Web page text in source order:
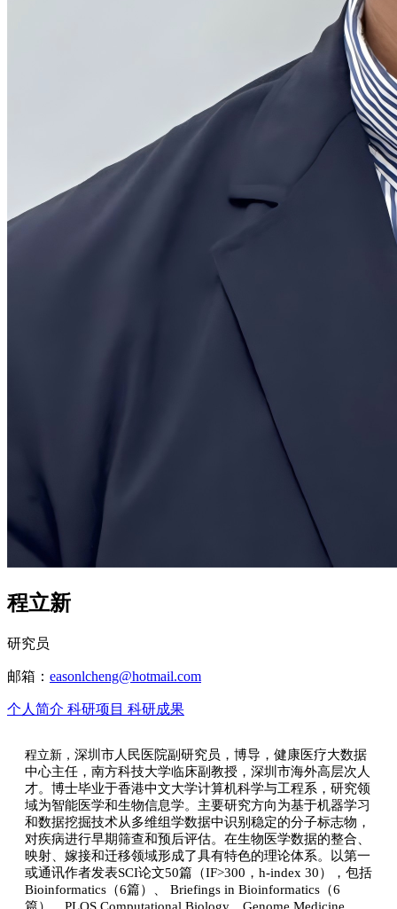
程立新
研究员
邮箱： easonlcheng@hotmail.com
个人简介 科研项目 科研成果
程立新， 深圳市人民医院副研究员，博导，健康医疗大数据
中心主任，南方科技大学临床副教授，深圳市海外高层次人
才。博士毕业于香港中文大学计算机科学与工程系，研究领
域为智能医学和生物信息学。主要研究方向为基于机器学习
和数据挖掘技术从多维组学数据中识别稳定的分子标志物，
对疾病进行早期筛查和预后评估。在生物医学数据的整合、
映射、嫁接和迁移领域形成了具有特色的理论体系。以第一
或通讯作者发表SCI论文50篇（IF>300，h-index 30），包括
Bioinformatics（6篇）、 Briefings in Bioinformatics（6
篇）、PLOS Computational Biology、Genome Medicine、